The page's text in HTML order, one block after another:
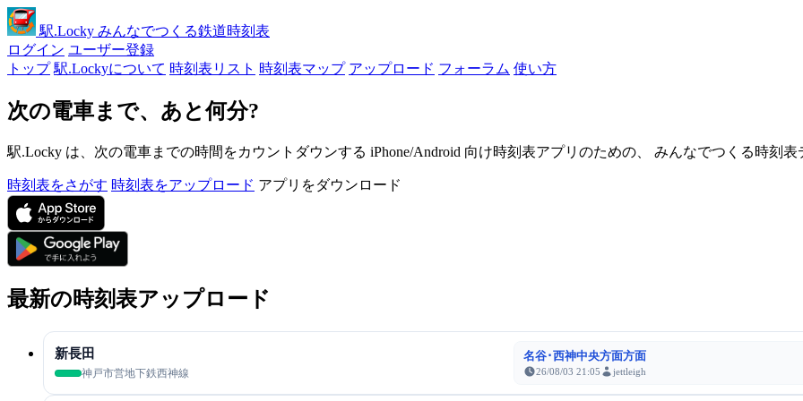
駅.Locky みんなでつくる鉄道時刻表
ログイン ユーザー登録
トップ 駅.Lockyについて 時刻表リスト 時刻表マップ アップロード フォーラム 使い方
次の電車まで、あと何分?
駅.Locky は、次の電車までの時間をカウントダウンする iPhone/Android 向け時刻表アプリのための、 みんなでつくる時刻表
時刻表をさがす 時刻表をアップロード アプリをダウンロード
最新の時刻表アップロード
新長田
神戸市営地下鉄西神線
名谷･西神中央方面方面
26/08/03 21:05 jettleigh